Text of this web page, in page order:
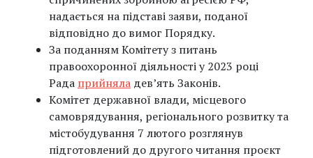
надається на підставі заяви, поданої
відповідно до вимог Порядку.
За поданням Комітету з питань
правоохоронної діяльності у 2023 році
Рада прийняла дев’ять Законів.
Комітет державної влади, місцевого
самоврядування, регіонального розвитку та
містобудування 7 лютого розглянув
підготовлений до другого читання проєкт